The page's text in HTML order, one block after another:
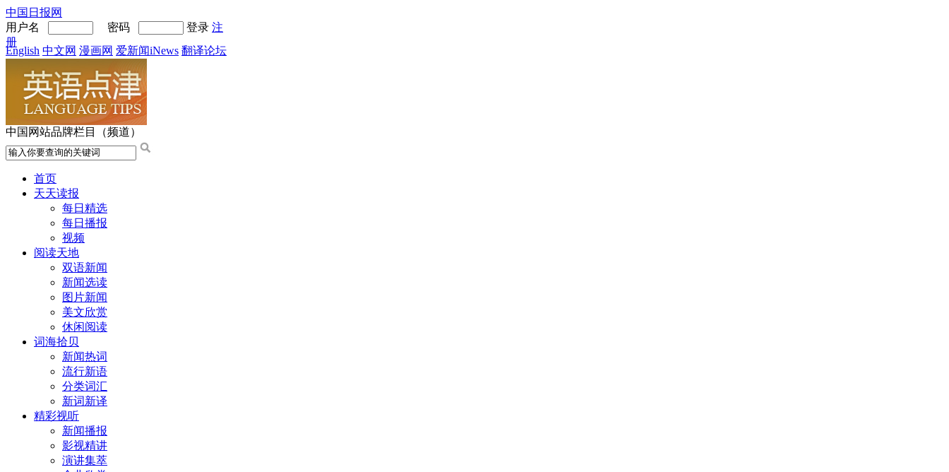
中国日报网
用户名
密码 登录 注
册
English 中文网 漫画网 爱新闻iNews 翻译论坛
中国网站品牌栏目（频道）
首页
天天读报
每日精选
每日播报
视频
阅读天地
双语新闻
新闻选读
图片新闻
美文欣赏
休闲阅读
词海拾贝
新闻热词
流行新语
分类词汇
新词新译
精彩视听
新闻播报
影视精讲
演讲集萃